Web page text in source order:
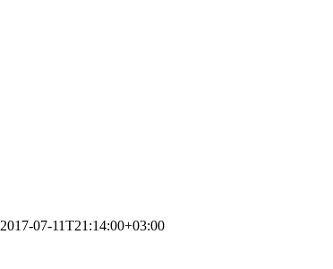
2017-07-11T21:14:00+03:00